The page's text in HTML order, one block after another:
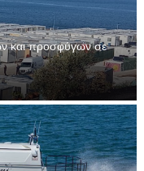
και προσφύγων σε